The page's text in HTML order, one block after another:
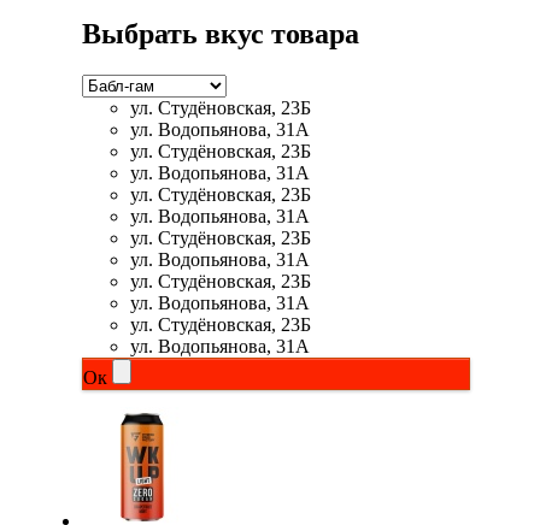
Снижение веса
НАЗАД
Жиросжигатели
Пиколинат хрома
Батончики и напитки
Выбрать вкус товара
ул. Студёновская, 23Б
ул. Водопьянова, 31А
ул. Студёновская, 23Б
ул. Водопьянова, 31А
ул. Студёновская, 23Б
ул. Водопьянова, 31А
ул. Студёновская, 23Б
ул. Водопьянова, 31А
ул. Студёновская, 23Б
ул. Водопьянова, 31А
ул. Студёновская, 23Б
ул. Водопьянова, 31А
Ок